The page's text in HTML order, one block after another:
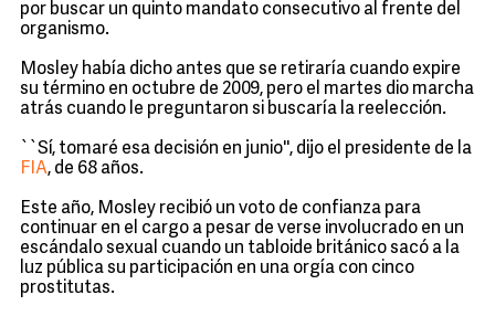
por buscar un quinto mandato consecutivo al frente del
organismo.
Mosley había dicho antes que se retiraría cuando expire
su término en octubre de 2009, pero el martes dio marcha
atrás cuando le preguntaron si buscaría la reelección.
``Sí, tomaré esa decisión en junio'', dijo el presidente de la
FIA, de 68 años.
Este año, Mosley recibió un voto de confianza para
continuar en el cargo a pesar de verse involucrado en un
escándalo sexual cuando un tabloide británico sacó a la
luz pública su participación en una orgía con cinco
prostitutas.